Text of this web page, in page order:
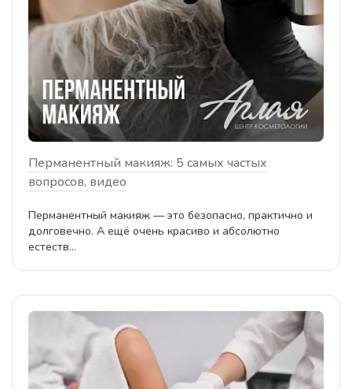
Перманентный макияж: 5 самых частых
вопросов, видео
Перманентный макияж — это безопасно, практично и
долговечно. А ещё очень красиво и абсолютно
естеств...